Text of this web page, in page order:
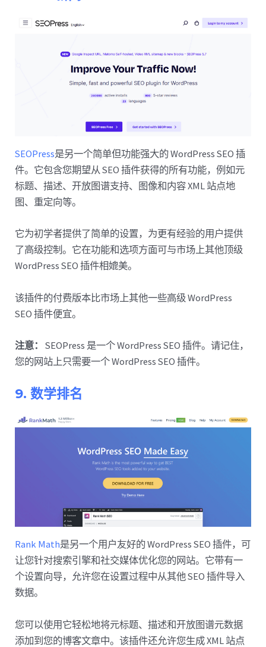
SEOPress是另一个简单但功能强大的 WordPress SEO 插
件。它包含您期望从 SEO 插件获得的所有功能，例如元
标题、描述、开放图谱支持、图像和内容 XML 站点地
图、重定向等。
它为初学者提供了简单的设置，为更有经验的用户提供
了高级控制。它在功能和选项方面可与市场上其他顶级
WordPress SEO 插件相媲美。
该插件的付费版本比市场上其他一些高级 WordPress
SEO 插件便宜。
注意：
SEOPress 是一个 WordPress SEO 插件。请记住，
您的网站上只需要一个 WordPress SEO 插件。
9. 数学排名
Rank Math是另一个用户友好的 WordPress SEO 插件，可
让您针对搜索引擎和社交媒体优化您的网站。它带有一
个设置向导，允许您在设置过程中从其他 SEO 插件导入
数据。
您可以使用它轻松地将元标题、描述和开放图谱元数据
添加到您的博客文章中。该插件还允许您生成 XML 站点